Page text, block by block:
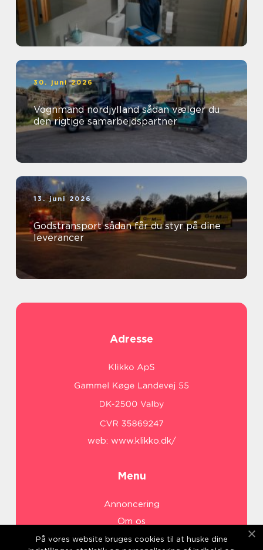
30. juni 2026
Vognmand nordjylland sådan vælger du
den rigtige samarbejdspartner
13. juni 2026
Godstransport sådan får du styr på dine
leverancer
Adresse
web: www.klikko.dk/
Menu
Annoncering
Om os
Cookies
På vores website bruges cookies til at huske dine